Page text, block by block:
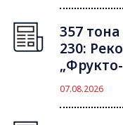
357
230:
07.08.2026